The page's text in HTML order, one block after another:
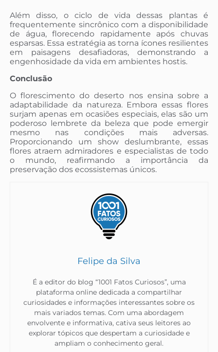
Além disso, o ciclo de vida dessas plantas é
frequentemente sincrônico com a disponibilidade
de água, florecendo rapidamente após chuvas
esparsas. Essa estratégia as torna ícones resilientes
em paisagens desafiadoras, demonstrando a
engenhosidade da vida em ambientes hostis.
Conclusão
O florescimento do deserto nos ensina sobre a
adaptabilidade da natureza. Embora essas flores
surjam apenas em ocasiões especiais, elas são um
poderoso lembrete da beleza que pode emergir
mesmo nas condições mais adversas.
Proporcionando um show deslumbrante, essas
flores atraem admiradores e especialistas de todo
o mundo, reafirmando a importância da
preservação dos ecossistemas únicos.
Felipe da Silva
É a editor do blog “1001 Fatos Curiosos”, uma
plataforma online dedicada a compartilhar
curiosidades e informações interessantes sobre os
mais variados temas. Com uma abordagem
envolvente e informativa, cativa seus leitores ao
explorar tópicos que despertam a curiosidade e
ampliam o conhecimento geral.​